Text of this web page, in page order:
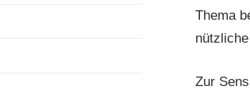
Thema
Zur